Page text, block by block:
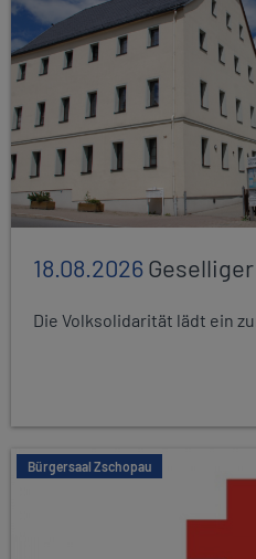
18.08.2026
Die Volksolidarität lädt ein
Bürgersaal Zschopau